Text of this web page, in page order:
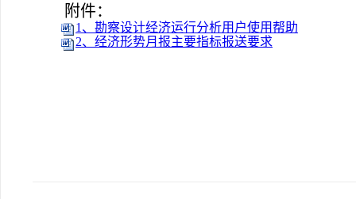
附件：
1、勘察设计经济运行分析用户使用帮助
2、经济形势月报主要指标报送要求